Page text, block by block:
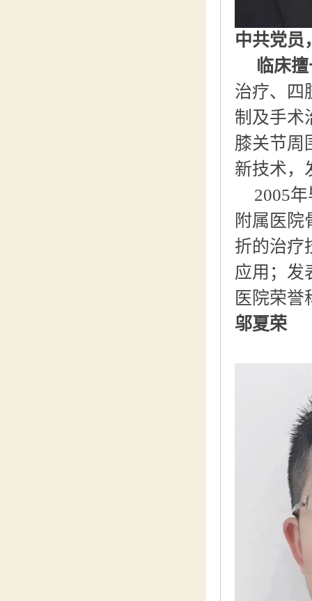
中共党员
临床
治疗、四
制及手术
膝关节周
新技术，
2005
附属医院
折的治疗
应用；发
医院荣誉
邬夏荣